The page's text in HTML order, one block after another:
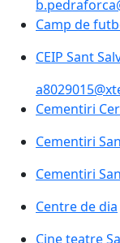
Camp de
Camp de
CEIP Sant
CEIP Sant
Cementiri
Cementiri
Cementiri
Centre de dia
Cine teatre